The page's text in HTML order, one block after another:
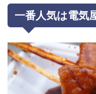
一番人気は電気